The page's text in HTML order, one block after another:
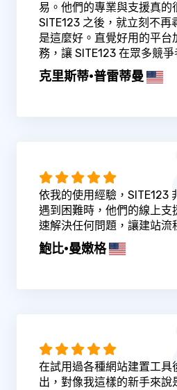
易。他們的專業與支援真的
SITE123 之後，就立刻不
是這麼好。直覺好用的平台
務，讓 SITE123 在眾多競爭
克里斯蒂·普雷蒂曼
依我的使用經驗，SITE123
遇到困難時，他們的線上支
速解決任何問題，讓建站流
鮑比·曼嫩格
在試用過各種網站建置工具
出，對像我這樣的新手來說